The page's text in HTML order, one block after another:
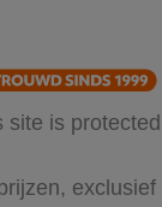
site is protected
exclusief